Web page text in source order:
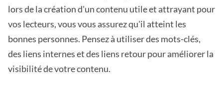
lors de la création d'un contenu utile et attrayant pour
vos lecteurs, vous vous assurez qu'il atteint les
bonnes personnes. Pensez à utiliser des mots-clés,
des liens internes et des liens retour pour améliorer la
visibilité de votre contenu.